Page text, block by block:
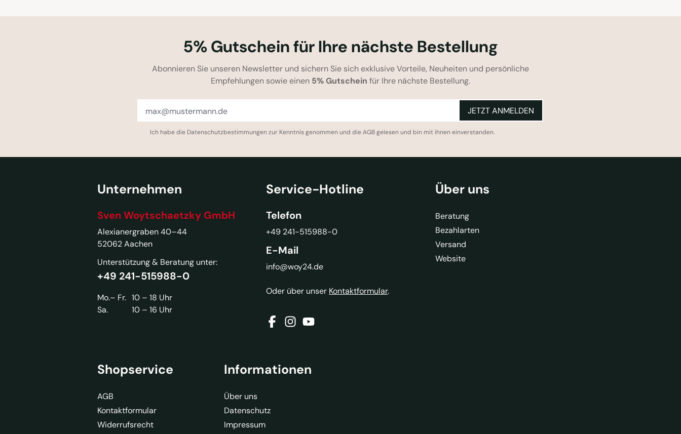
5% Gutschein für Ihre nächste Bestellung
Abonnieren Sie unseren Newsletter und sichern Sie sich exklusive Vorteile, Neuheiten und persönliche
Empfehlungen sowie einen 5% Gutschein für Ihre nächste Bestellung.
JETZT ANMELDEN
Ich habe die Datenschutzbestimmungen zur Kenntnis genommen und dieAGBgelesen und bin mit ihnen einverstanden.
Unternehmen
Sven Woytschaetzky GmbH
Alexianergraben 40–44
52062 Aachen
Unterstützung & Beratung unter:
+49 241-515988-0
Mo.– Fr. 10 – 18 Uhr
Sa.
10 – 16 Uhr
Service-Hotline
Telefon
+49 241-515988-0
E-Mail
info@woy24.de
Oder über unser Kontaktformular.
Über uns
Beratung
Bezahlarten
Versand
Website
Shopservice
AGB
Kontaktformular
Widerrufsrecht
Informationen
Über uns
Datenschutz
Impressum